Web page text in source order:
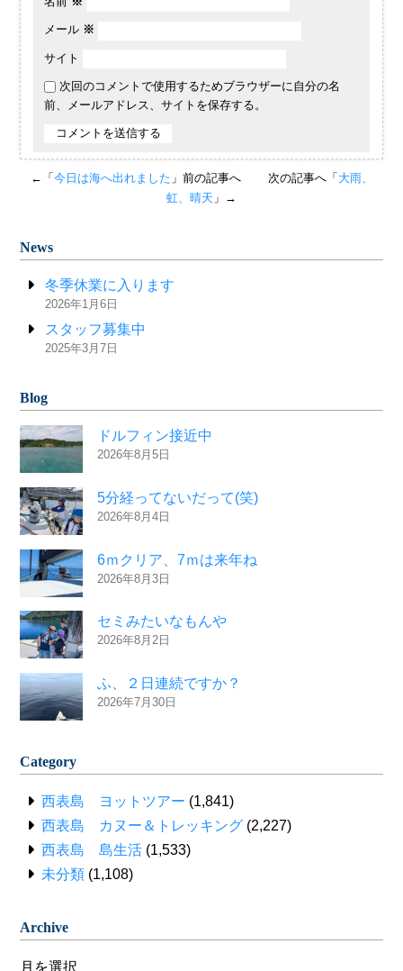
メール ※
サイト
次回のコメントで使用するためブラウザーに自分の名
前、メールアドレス、サイトを保存する。
←「今日は海へ出れました 」前の記事へ 次の記事へ「大雨、
虹、晴天 」→
News
冬季休業に入ります
2026年1月6日
スタッフ募集中
2025年3月7日
Blog
ドルフィン接近中
2026年8月5日
5分経ってないだって(笑)
2026年8月4日
6ｍクリア、7ｍは来年ね
2026年8月3日
セミみたいなもんや
2026年8月2日
ふ、２日連続ですか？
2026年7月30日
Category
西表島 ヨットツアー (1,841)
西表島 カヌー＆トレッキング (2,227)
西表島 島生活 (1,533)
未分類 (1,108)
Archive
Archive